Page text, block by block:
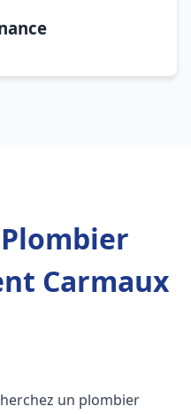
Carmaux
un plombier